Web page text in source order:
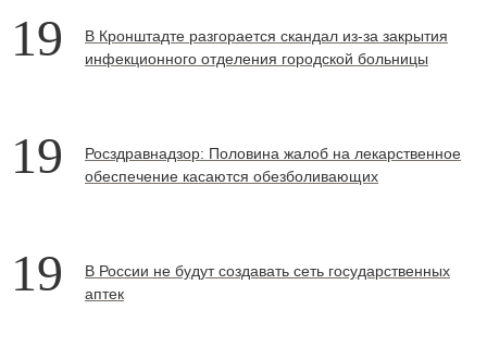
19
В Кронштадте разгорается скандал из-за закрытия
инфекционного отделения городской больницы
19
Росздравнадзор: Половина жалоб на лекарственное
обеспечение касаются обезболивающих
19
В России не будут создавать сеть государственных
аптек